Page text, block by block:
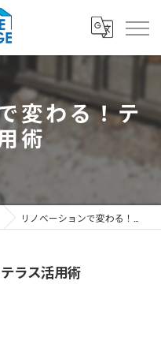
変わる！テ
術
リノベーションで変わる！テラス活用術
ラス活用術